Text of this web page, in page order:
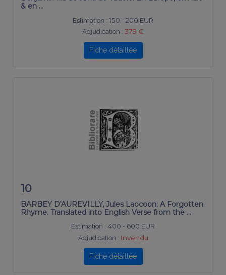
& en …
Estimation : 150 - 200 EUR
Adjudication : 379 €
Fiche détaillée
10
BARBEY D'AUREVILLY, Jules Laocoon: A Forgotten
Rhyme. Translated into English Verse from the …
Estimation : 400 - 600 EUR
Adjudication : Invendu
Fiche détaillée